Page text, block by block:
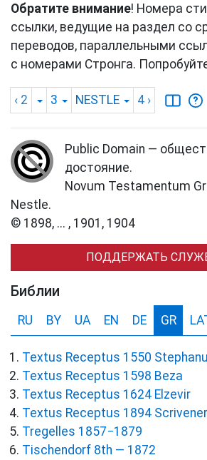
Обратите внимание! Номера
ссылки, ведущие на раздел со
переводов, параллельными
с номерами Стронга.
‹ 2 3 NESTLE 4 ›
Public Domain —
достояние.
Novum Testamentum
Nestle.
© 1898, ... , 1901, 1904
ПОДДЕРЖАТЬ
Библии
RU BY UA EN DE GR
Textus Receptus 1550
Textus Receptus 1598 Beza
Textus Receptus 1624 Elzevir
Textus Receptus 1894 Scrivener
Tregelles 1857−1879
Tischendorf 8th — 1872